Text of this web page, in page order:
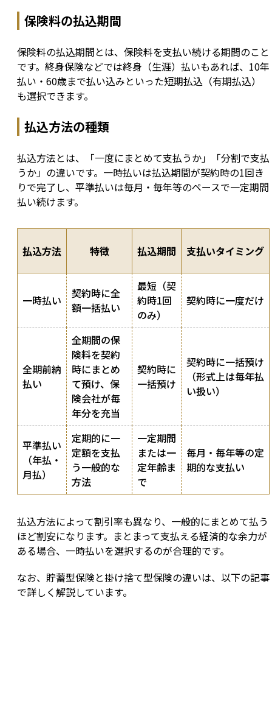
保険料の払込期間
保険料の払込期間とは、保険料を支払い続ける期間のこと
です。終身保険などでは終身（生涯）払いもあれば、10年
払い・60歳まで払い込みといった短期払込（有期払込）
も選択できます。
払込方法の種類
払込方法とは、「一度にまとめて支払うか」「分割で支払
うか」の違いです。一時払いは払込期間が契約時の1回き
りで完了し、平準払いは毎月・毎年等のペースで一定期間
払い続けます。
払込方法 特徴 払込期間 支払いタイミング
一時払い
契約時に全
額一括払い
最短（契
約時1回
のみ）
契約時に一度だけ
全期前納
払い
全期間の保
険料を契約
時にまとめ
て預け、保
険会社が毎
年分を充当
契約時に
一括預け
契約時に一括預け
（形式上は毎年払
い扱い）
平準払い
（年払・
月払）
定期的に一
定額を支払
う一般的な
方法
一定期間
または一
定年齢ま
で
毎月・毎年等の定
期的な支払い
払込方法によって割引率も異なり、一般的にまとめて払う
ほど割安になります。まとまって支払える経済的な余力が
ある場合、一時払いを選択するのが合理的です。
なお、貯蓄型保険と掛け捨て型保険の違いは、以下の記事
で詳しく解説しています。